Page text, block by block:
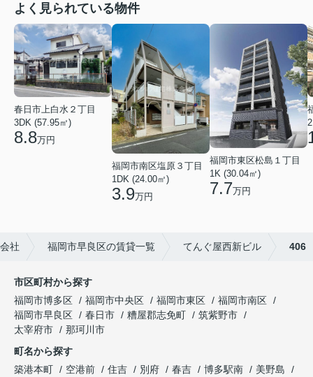
よく見られている物件
春日市上白水２丁目
3DK (57.95㎡)
8.8万円
福岡市南区塩原３丁目
1DK (24.00㎡)
3.9万円
福岡市東区松島１丁目
1K (30.04㎡)
7.7万円
社 福岡市早良区の賃貸一覧 てんぐ屋西新ビル 406
市区町村から探す
福岡市博多区
福岡市中央区 福岡市東区
福岡市南区
福岡市早良区
春日市 糟屋郡志免町
筑紫野市
太宰府市
那珂川市
町名から探す
築港本町
空港前 住吉 別府 春吉 博多駅南
美野島